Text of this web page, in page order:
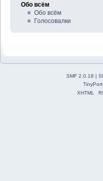
Обо всём
Обо всём
Голосовалки
SMF 2.0.18 |
XHTML